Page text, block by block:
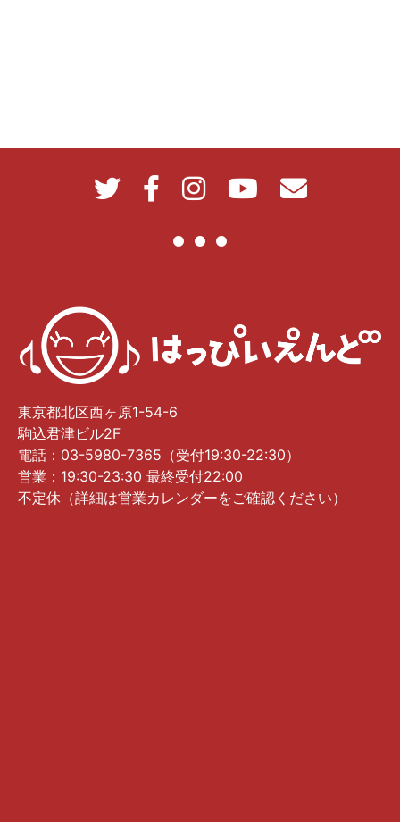
東京都北区西ヶ原1-54-6
駒込君津ビル2F
電話：03-5980-7365（受付19:30-22:30）
営業：19:30-23:30 最終受付22:00
不定休（詳細は営業カレンダーをご確認ください）